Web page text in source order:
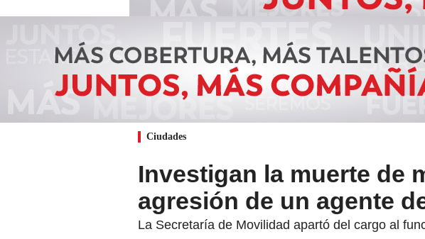
Ciudades
Investigan la muerte de
agresión de un agente
La Secretaría de Movilidad apartó del cargo al